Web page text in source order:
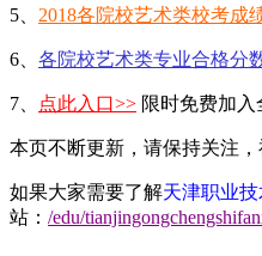
5、 2018各院校艺术类校考成
6、 各院校艺术类专业合格分
7、 点此入口>> 限时免费加入
本页不断更新，请保持关注，
如果大家需要了解天津职业
站： /edu/